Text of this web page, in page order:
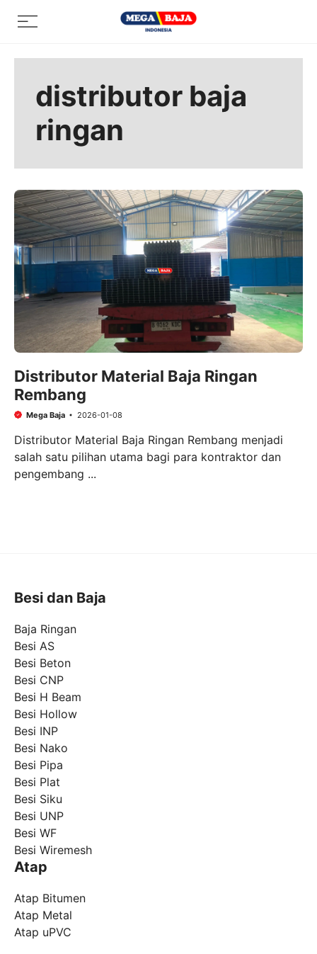
Menu
distributor baja
ringan
Distributor Material Baja Ringan
Rembang
Mega Baja 2026-01-08
Distributor Material Baja Ringan Rembang menjadi
salah satu pilihan utama bagi para kontraktor dan
pengembang ...
Besi dan Baja
Baja Ringan
Besi AS
Besi Beton
Besi CNP
Besi H Beam
Besi Hollow
Besi INP
Besi Nako
Besi Pipa
Besi Plat
Besi Siku
Besi UNP
Besi WF
Besi Wiremesh
Atap
Atap Bitumen
Atap Metal
Atap uPVC